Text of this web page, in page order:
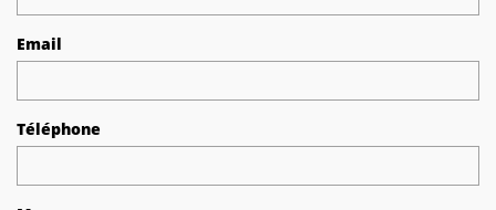
Email
Téléphone